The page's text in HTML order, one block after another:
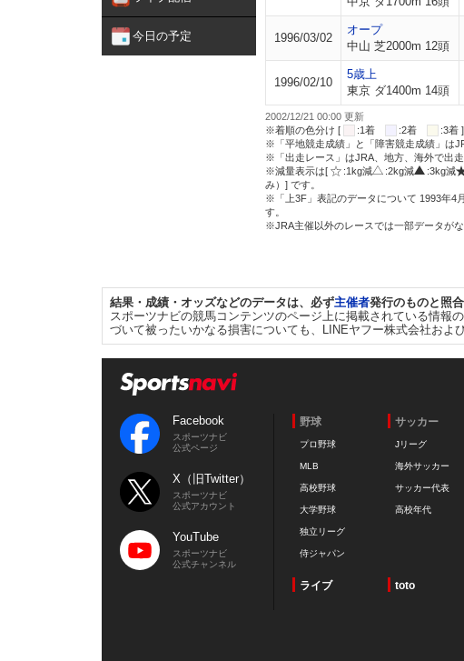
今日の予定 1996/03/02
オープ
中山 芝2000m 12頭
1996/02/10
5歳上
東京 ダ1400m 14頭
2002/12/21 00:00 更新
※着順の色分け [
:1着 :2着
:3着 ]
※「平地競走成績」と「障害競走成績」は
※「出走レース」はJRA、地方、海外で出
※減量表示は[
:1kg減 :2kg減 :3kg減
み）] です。
※「上3F」表記のデータについて 1993年4
す。
※JRA主催以外のレースでは一部データがな
結果・成績・オッズなどのデータは、必ず主催者発行のものと照
スポーツナビの競馬コンテンツのページ上に掲載されている情報
づいて被ったいかなる損害についても、LINEヤフー株式会社およ
Facebook
スポーツナビ
公式ページ
X（旧Twitter）
スポーツナビ
公式アカウント
YouTube
スポーツナビ
公式チャンネル
野球
プロ野球
MLB
高校野球
大学野球
独立リーグ
侍ジャパン
サッカー
Jリーグ
海外サッカー
サッカー代表
高校年代
ライブ toto